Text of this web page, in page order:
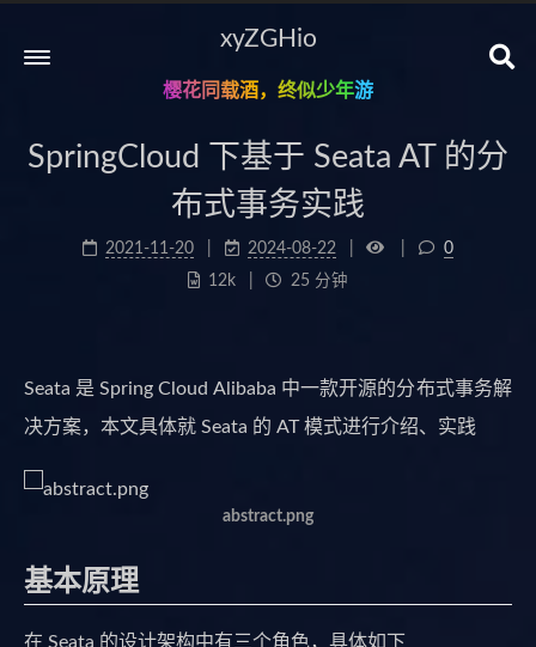
xyZGHio
樱花同载酒，终似少年游
SpringCloud 下基于 Seata AT 的分
布式事务实践
2021-11-20 2024-08-22
0
12k
25 分钟
Seata 是 Spring Cloud Alibaba 中一款开源的分布式事务解
决方案，本文具体就 Seata 的 AT 模式进行介绍、实践
abstract.png
基本原理
在 Seata 的设计架构中有三个角色，具体如下